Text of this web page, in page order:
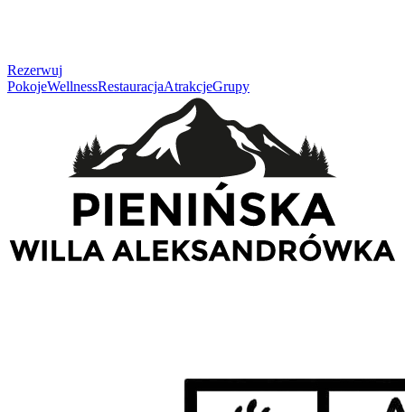
Rezerwuj
PokojeWellnessRestauracjaAtrakcjeGrupy